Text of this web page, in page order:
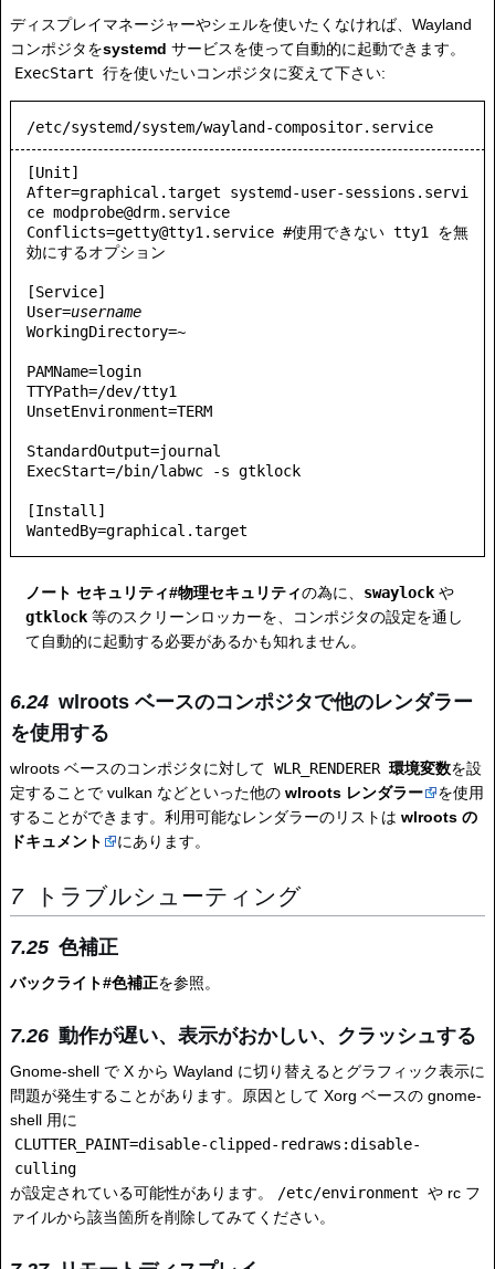
ディスプレイマネージャーやシェルを使いたくなければ、Wayland
コンポジタをsystemd サービスを使って自動的に起動できます。
ExecStart 行を使いたいコンポジタに変えて下さい:
/etc/systemd/system/wayland-compositor.service
[Unit]
After=graphical.target systemd-user-sessions.servi
ce modprobe@drm.service
Conflicts=getty@tty1.service #使用できない tty1 を無
効にするオプション
[Service]
User=username
WorkingDirectory=~
PAMName=login
TTYPath=/dev/tty1
UnsetEnvironment=TERM
StandardOutput=journal
ExecStart=/bin/labwc -s gtklock
[Install]
WantedBy=graphical.target
ノート セキュリティ#物理セキュリティの為に、 swaylock や
gtklock 等のスクリーンロッカーを、コンポジタの設定を通し
て自動的に起動する必要があるかも知れません。
wlroots ベースのコンポジタで他のレンダラー
を使用する
wlroots ベースのコンポジタに対して WLR_RENDERER 環境変数を設
定することで vulkan などといった他の wlroots レンダラー
を使用
することができます。利用可能なレンダラーのリストは wlroots の
ドキュメント
にあります。
トラブルシューティング
色補正
バックライト#色補正を参照。
動作が遅い、表示がおかしい、クラッシュする
Gnome-shell で X から Wayland に切り替えるとグラフィック表示に
問題が発生することがあります。原因として Xorg ベースの gnome-
shell 用に
CLUTTER_PAINT=disable-clipped-redraws:disable-
culling
が設定されている可能性があります。
/etc/environment や rc フ
ァイルから該当箇所を削除してみてください。